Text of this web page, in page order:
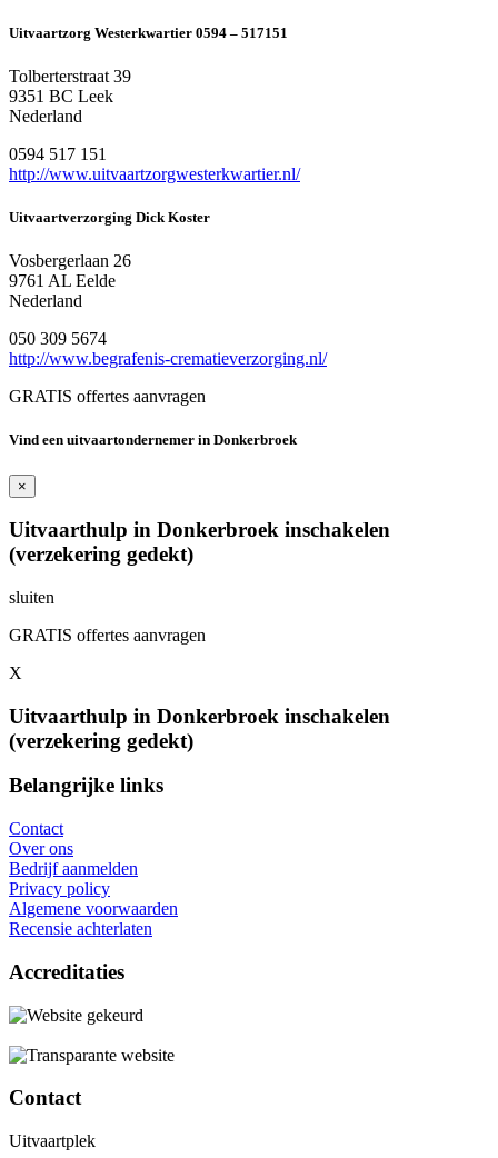
Uitvaartzorg Westerkwartier 0594 – 517151
Tolberterstraat 39
9351 BC Leek
Nederland
0594 517 151
http://www.uitvaartzorgwesterkwartier.nl/
Uitvaartverzorging Dick Koster
Vosbergerlaan 26
9761 AL Eelde
Nederland
050 309 5674
http://www.begrafenis-crematieverzorging.nl/
GRATIS offertes aanvragen
Vind een uitvaartondernemer in Donkerbroek
×
Uitvaarthulp in Donkerbroek inschakelen
(verzekering gedekt)
sluiten
GRATIS offertes aanvragen
X
Uitvaarthulp in Donkerbroek inschakelen
(verzekering gedekt)
Belangrijke links
Contact
Over ons
Bedrijf aanmelden
Privacy policy
Algemene voorwaarden
Recensie achterlaten
Accreditaties
Contact
Uitvaartplek